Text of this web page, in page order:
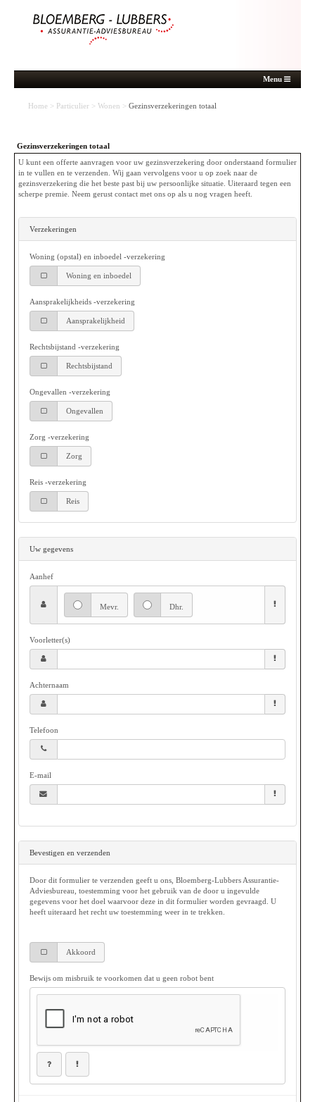
Menu
Home > Particulier > Wonen > Gezinsverzekeringen totaal
Gezinsverzekeringen totaal